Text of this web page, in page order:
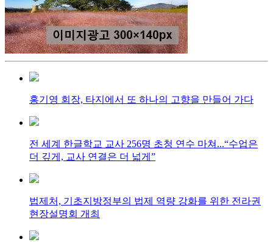
홍기영 회장, 타지에서 또 하나의 고향을 만들어 가다
전 세계 한글학교 교사 256명 초청 연수 마쳐...“수업은
더 깊게, 교사 연결은 더 넓게”
법제처, 기초지방정부의 법제 역량 강화를 위한 전라권
현장설명회 개최